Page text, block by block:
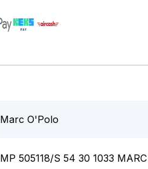
Marc O'Polo
MP 505118/S 54 30 1033